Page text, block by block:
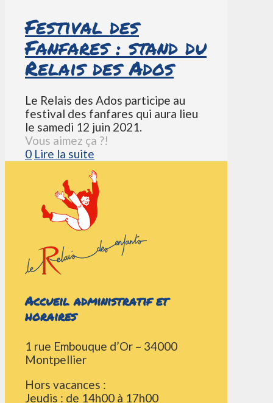
Festival des
Fanfares : stand du
Relais des Ados
Le Relais des Ados participe au
festival des fanfares qui aura lieu
le samedi 12 juin 2021.
Vous aimez ça ?!
0 Lire la suite
Accueil administratif et
horaires
1 rue Embouque d’Or – 34000
Montpellier
Hors vacances :
Jeudis : de 14h00 à 17h00